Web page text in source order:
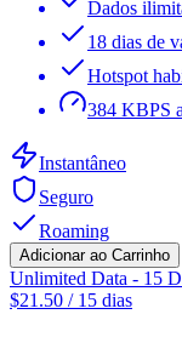
Dados
18 dias de
Hotspot
384 KBPS
Instantâneo
Seguro
Roaming
Adicionar ao Carrinho
Unlimited Data - 15
$21.50 / 15 dias